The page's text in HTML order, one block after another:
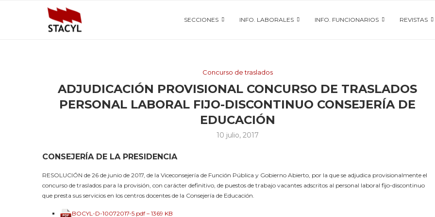
SECCIONES INFO. LABORALES INFO. FUNCIONARIOS REVISTAS
Concurso de traslados
ADJUDICACIÓN PROVISIONAL CONCURSO DE TRASLADOS
PERSONAL LABORAL FIJO-DISCONTINUO CONSEJERÍA DE
EDUCACIÓN
10 julio, 2017
CONSEJERÍA DE LA PRESIDENCIA
RESOLUCIÓN de 26 de junio de 2017, de la Viceconsejería de Función Pública y Gobierno Abierto, por la que se adjudica provisionalmente el
concurso de traslados para la provisión, con carácter definitivo, de puestos de trabajo vacantes adscritos al personal laboral fijo-discontinuo
que presta sus servicios en los centros docentes de la Consejería de Educación.
BOCYL-D-10072017-5.pdf – 1369 KB